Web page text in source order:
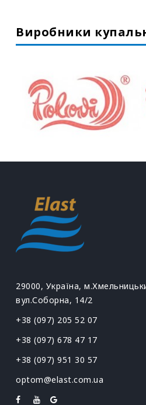
Виробники
29000, Україна,
вул.Соборна, 14/2
+38 (097) 205 52 07
+38 (097) 678 47 17
+38 (097) 951 30 57
optom@elast.com.ua